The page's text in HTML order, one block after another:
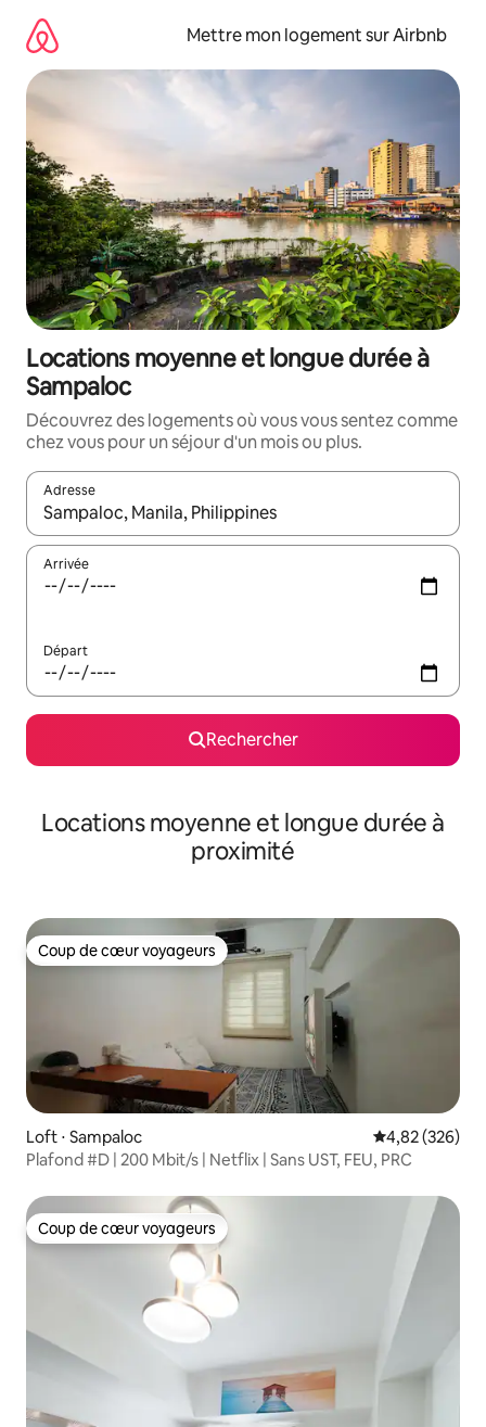
directement
contenu
Mettre mon logement sur Airbnb
Locations moyenne et longue durée à
Sampaloc
Découvrez des logements où vous vous sentez comme
chez vous pour un séjour d'un mois ou plus.
Adresse
Lorsque les résultats s'affichent, utilisez les flèches vers le
Arrivée
Départ
Rechercher
Locations moyenne et longue durée à
proximité
Coup de cœur voyageurs
Coup de cœur voyageurs
Loft ⋅ Sampaloc Évaluation
4,82 (326)
Plafond #D | 200 Mbit/s | Netflix | Sans UST, FEU, PRC
Coup de cœur voyageurs
Coup de cœur voyageurs